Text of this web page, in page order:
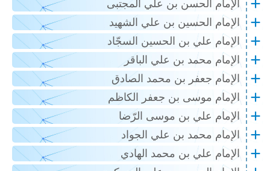
الإمام الحسن بن علي المجتبى
الإمام الحسين بن علي الشهيد
الإمام علي بن الحسين السجّاد
الإمام محمد بن علي الباقر
الإمام جعفر بن محمد الصادق
الإمام موسى بن جعفر الكاظم
الإمام علي بن موسى الرّضا
الإمام محمد بن علي الجواد
الإمام علي بن محمد الهادي